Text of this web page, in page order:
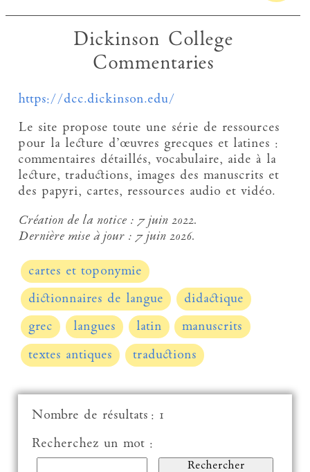
Dickinson College
Commentaries
https://dcc.dickinson.edu/
Le site propose toute une série de ressources
pour la lecture d’œuvres grecques et latines :
commentaires détaillés, vocabulaire, aide à la
lecture, traductions, images des manuscrits et
des papyri, cartes, ressources audio et vidéo.
Création de la notice : 7 juin 2022.
Dernière mise à jour : 7 juin 2026.
cartes et toponymie
dictionnaires de langue
didactique
grec
langues latin
manuscrits
textes antiques
traductions
Nombre de résultats : 1
Recherchez un mot :